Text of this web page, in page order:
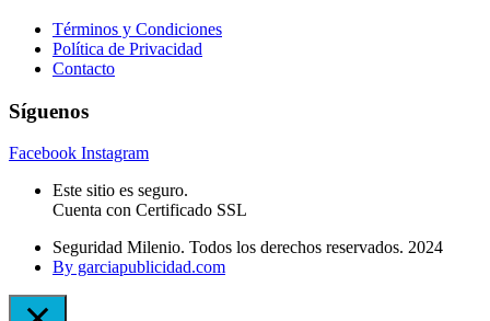
Términos y Condiciones
Política de Privacidad
Contacto
Síguenos
Facebook Instagram
Este sitio es seguro.
Cuenta con Certificado SSL
Seguridad Milenio. Todos los derechos reservados. 2024
By garciapublicidad.com